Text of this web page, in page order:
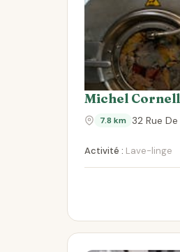
Michel
7.8 km 32 Rue
Activité : Lave-linge